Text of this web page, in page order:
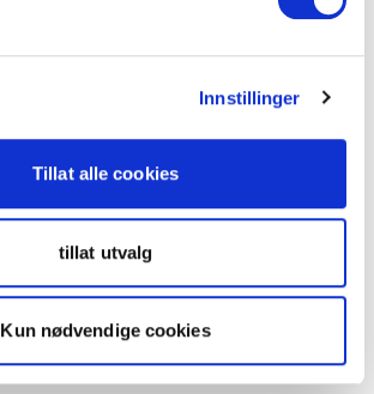
Innstillinger
Tillat alle cookies
tillat utvalg
Kun nødvendige cookies